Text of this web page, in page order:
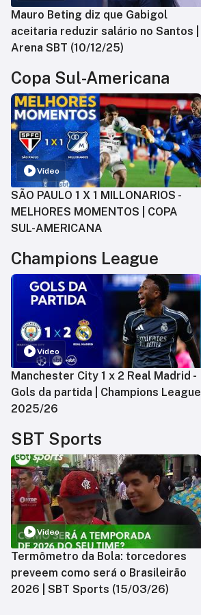
Mauro Beting diz que Gabigol
aceitaria reduzir salário no Santos |
Arena SBT (10/12/25)
Copa Sul-Americana
Vídeo
SÃO PAULO 1 X 1 MILLONARIOS -
MELHORES MOMENTOS | COPA
SUL-AMERICANA
Champions League
Vídeo
Manchester City 1 x 2 Real Madrid -
Gols da partida | Champions League
2025/26
SBT Sports
Vídeo
Termômetro da Bola: torcedores
preveem como será o Brasileirão
2026 | SBT Sports (15/03/26)